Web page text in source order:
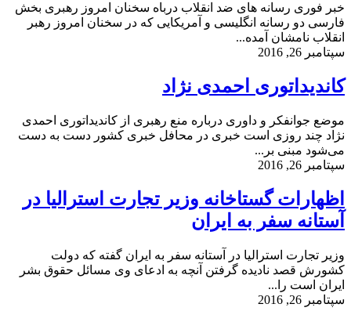
خبر فوری رسانه های ضد انقلاب درباه سخنان امروز رهبری بخش
فارسی دو رسانه انگلیسی و آمریکایی که در سخنان امروز رهبر
انقلاب نامشان آمده...
سپتامبر 26, 2016
کاندیداتوری احمدی نژاد
موضع جوانفکر و داوری درباره منع رهبری از کاندیداتوری احمدی
نژاد چند روزی است خبری در محافل خبری کشور دست به دست
می‌شود مبنی بر...
سپتامبر 26, 2016
اظهارات گستاخانه وزیر تجارت استرالیا در
آستانه سفر به ایران
وزیر تجارت استرالیا در آستانه سفر به ایران گفته که دولت
کشورش قصد نادیده گرفتن آنچه به ادعای وی مسائل حقوق بشر
ایران است را...
سپتامبر 26, 2016